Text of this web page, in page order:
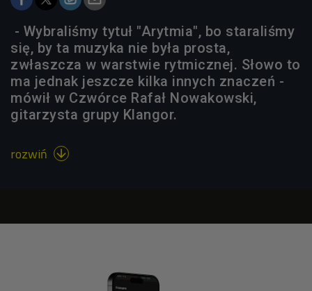
- Wybraliśmy tytuł "Arytmia", bo staraliśmy
się, by ta muzyka nie była prosta,
zwłaszcza w warstwie rytmicznej. Słowo to
ma jednak jeszcze kilka innych znaczeń -
mówił w Czwórce Rafał Nowakowski,
gitarzysta grupy Klangor.
rozwiń 